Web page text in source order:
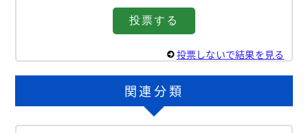
投票しないで結果を見る
関連分類